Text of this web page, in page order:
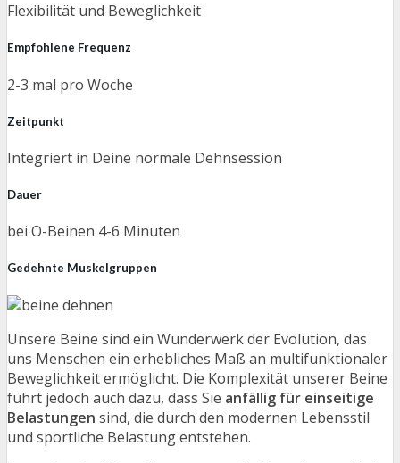
Flexibilität und Beweglichkeit
Empfohlene Frequenz
2-3 mal pro Woche
Zeitpunkt
Integriert in Deine normale Dehnsession
Dauer
bei O-Beinen 4-6 Minuten
Gedehnte Muskelgruppen
Unsere Beine sind ein Wunderwerk der Evolution, das
uns Menschen ein erhebliches Maß an multifunktionaler
Beweglichkeit ermöglicht. Die Komplexität unserer Beine
führt jedoch auch dazu, dass Sie anfällig für einseitige
Belastungen sind, die durch den modernen Lebensstil
und sportliche Belastung entstehen.